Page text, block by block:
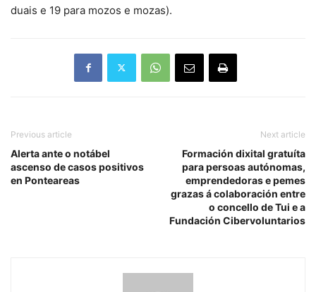
duais e 19 para mozos e mozas).
Previous article
Alerta ante o notábel
ascenso de casos positivos
en Ponteareas
Next article
Formación dixital gratuíta
para persoas autónomas,
emprendedoras e pemes
grazas á colaboración entre
o concello de Tui e a
Fundación Cibervoluntarios